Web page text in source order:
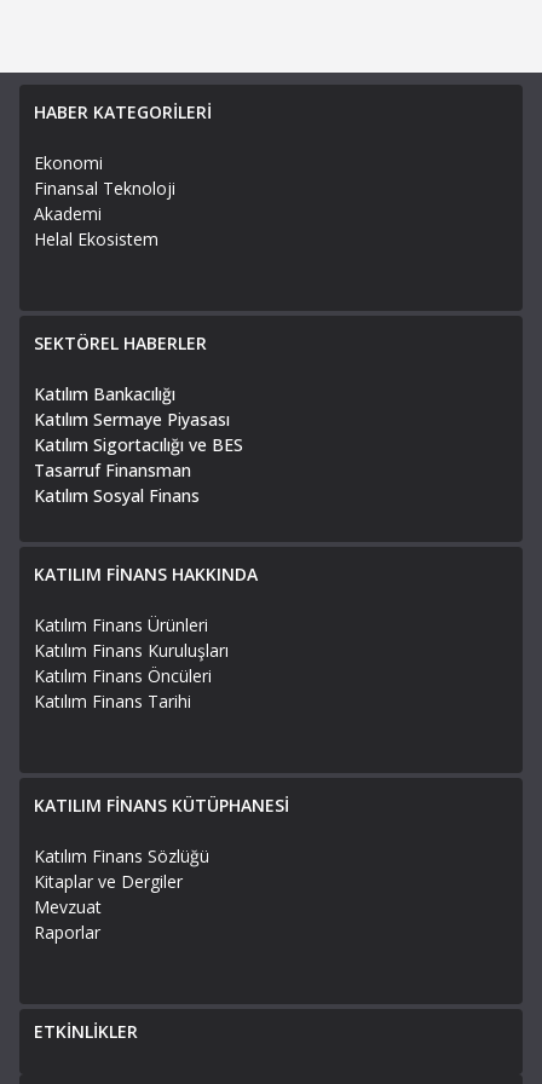
HABER KATEGORİLERİ
Ekonomi
Finansal Teknoloji
Akademi
Helal Ekosistem
SEKTÖREL HABERLER
Katılım Bankacılığı
Katılım Sermaye Piyasası
Katılım Sigortacılığı ve BES
Tasarruf Finansman
Katılım Sosyal Finans
KATILIM FİNANS HAKKINDA
Katılım Finans Ürünleri
Katılım Finans Kuruluşları
Katılım Finans Öncüleri
Katılım Finans Tarihi
KATILIM FİNANS KÜTÜPHANESİ
Katılım Finans Sözlüğü
Kitaplar ve Dergiler
Mevzuat
Raporlar
ETKİNLİKLER